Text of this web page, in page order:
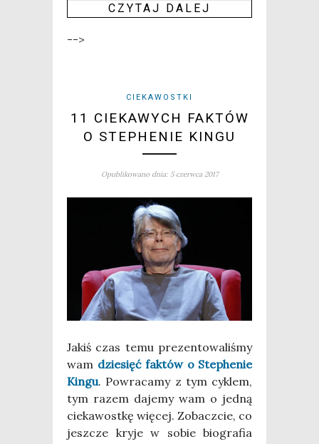
CZY­TAJ DALEJ
-->
CIEKAWOSTKI
11 CIEKAWYCH FAKTÓW
O STEPHENIE KINGU
Opublikowano dnia: 5 czerwca 2017
Jakiś czas temu pre­zen­to­wa­li­śmy
wam dzie­sięć fak­tów o Ste­phe­nie
Kin­gu. Powra­ca­my z tym cyklem,
tym razem daje­my wam o jed­ną
cie­ka­wost­kę wię­cej. Zobacz­cie, co
jesz­cze kry­je w sobie bio­gra­fia